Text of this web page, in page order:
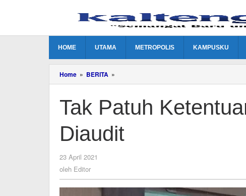
HOME UTAMA METROPOLIS KAMPUSKU
Home » BERITA »
Patuh
Perusahaan
Harus
Tak Patuh
Diaudit
23 April 2021
oleh Editor